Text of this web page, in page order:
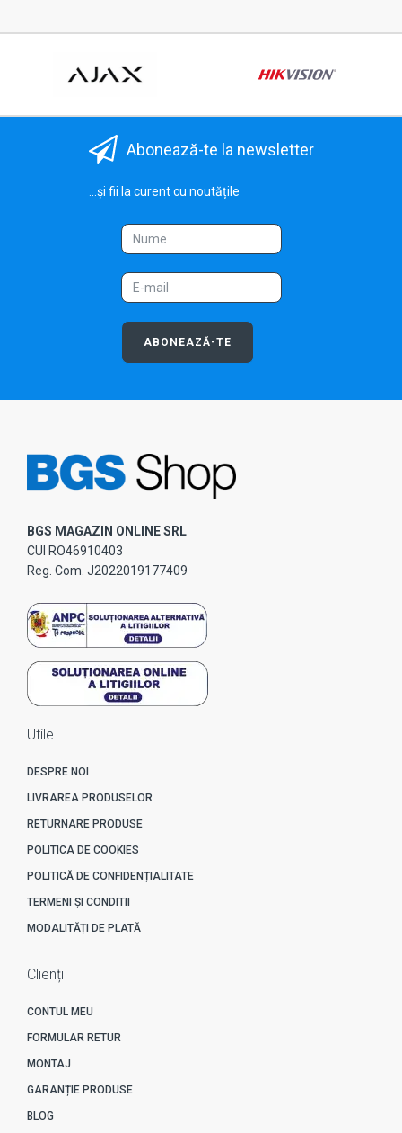
Abonează-te la newsletter
...și fii la curent cu noutățile
ABONEAZĂ-TE
BGS MAGAZIN ONLINE SRL
CUI RO46910403
Reg. Com. J2022019177409
Utile
DESPRE NOI
LIVRAREA PRODUSELOR
RETURNARE PRODUSE
POLITICA DE COOKIES
POLITICĂ DE CONFIDENȚIALITATE
TERMENI ȘI CONDITII
MODALITĂȚI DE PLATĂ
Clienți
CONTUL MEU
FORMULAR RETUR
MONTAJ
GARANȚIE PRODUSE
BLOG